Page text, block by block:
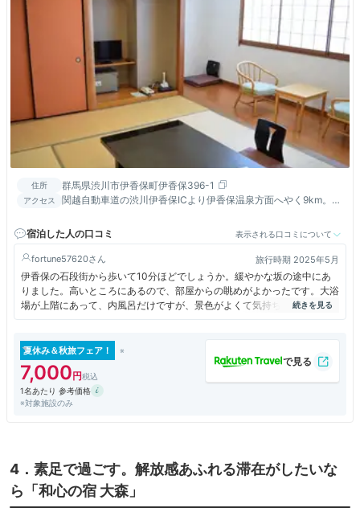
住所 群馬県渋川市伊香保町伊香保396-1
アクセス
関越自動車道の渋川伊香保ICより伊香保温泉方面へやく9km。高
宿泊した人の口コミ
表示される口コミについて
fortune57620 旅行時期 2025年5月
伊香保の石段街から歩いて10分ほどでしょうか。緩やかな坂の途中にあ
りました。高いところにあるので、部屋からの眺めがよかったです。大浴
場が上階にあって、内風呂だけですが、景色がよくて気持ちよく入れまし
た。全体に古い感じはありますが、きちんと清掃されていました。お食事
夏休み＆秋旅フェア！
7,000
1名あたり 参考価格
※対象施設のみ
4．素足で過ごす。解放感あふれる滞在がしたいな
ら「和心の宿 大森」